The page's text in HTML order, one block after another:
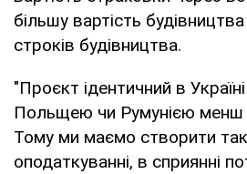
більшу вартість
строків будівництва.
"Проєкт ідентичний в
Польщею чи Румунією менш
Тому ми маємо створити
оподаткуванні, в сприянні